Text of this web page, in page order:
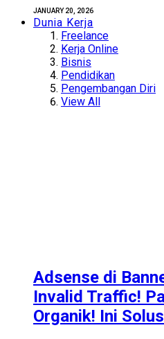
JANUARY 20, 2026
Dunia Kerja
Freelance
Kerja Online
Bisnis
Pendidikan
Pengembangan Diri
View All
Adsense di
Invalid Traffic!
Organik! Ini